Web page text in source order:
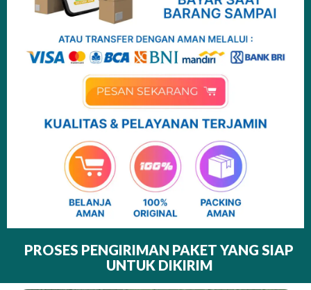
PROSES PENGIRIMAN PAKET YANG SIAP
UNTUK DIKIRIM